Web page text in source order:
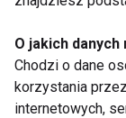
O jakich danych
Chodzi o dane
korzystania
internetowych,